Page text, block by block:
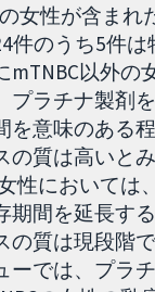
女性が含ま
件のうち5件
mTNBC以外
プラチナ製剤
を意味のある
の質は高いと
性において
期間を延長す
の質は現段階
ーでは、プラ